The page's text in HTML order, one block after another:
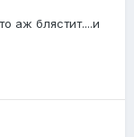
аж блястит....и